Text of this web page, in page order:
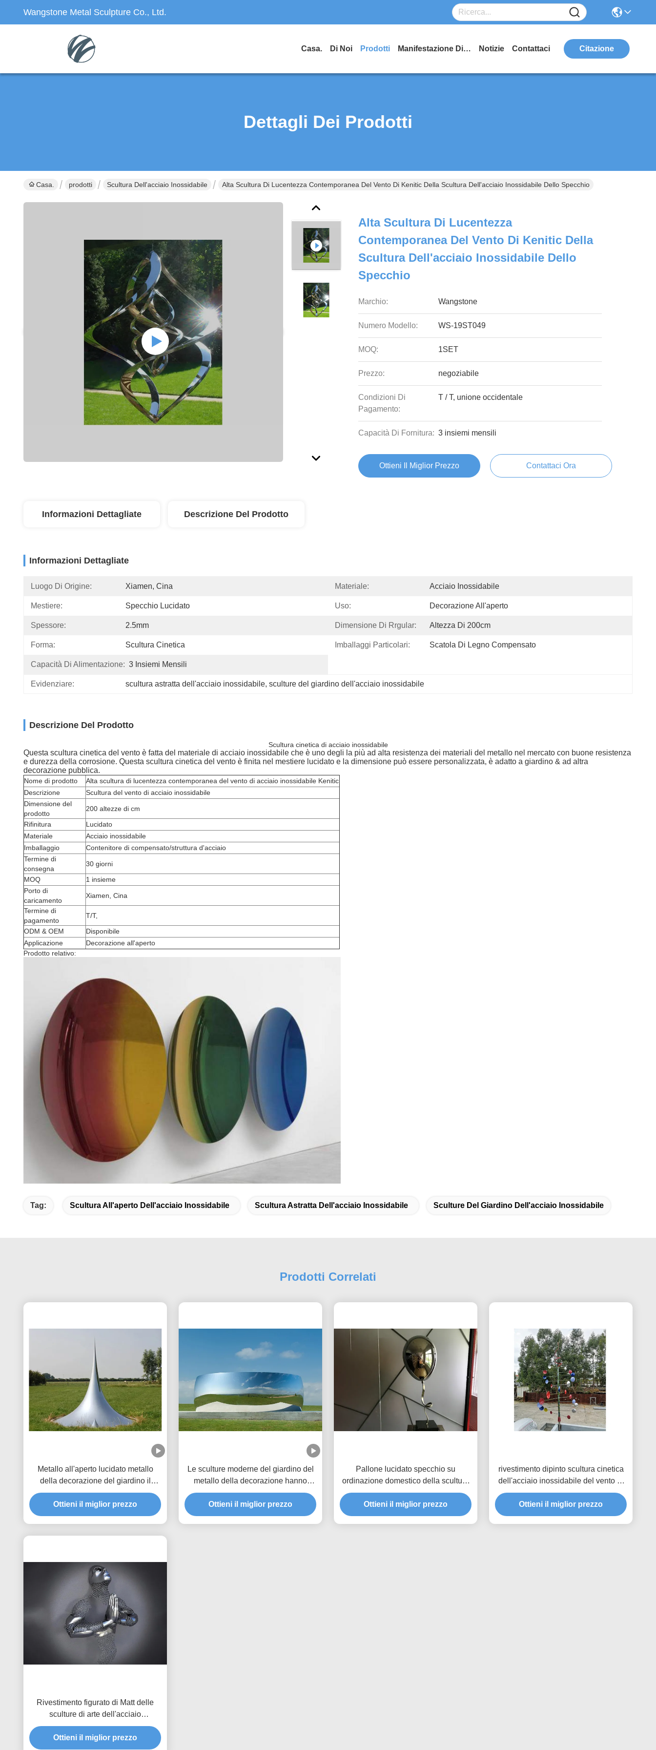
Wangstone Metal Sculpture Co., Ltd.
Casa. Di Noi Prodotti Manifestazione Di VR Notizie Contattaci Citazione
Dettagli Dei Prodotti
Casa. prodotti Scultura Dell'acciaio Inossidabile Alta Scultura Di Lucentezza Contemporanea Del Vento Di Kenitic Della Scultura Dell'acciaio Inossidabile Dello Specchio
Alta Scultura Di Lucentezza
Contemporanea Del Vento Di Kenitic Della
Scultura Dell'acciaio Inossidabile Dello
Specchio
Marchio: Wangstone
Numero Modello: WS-19ST049
MOQ: 1SET
Prezzo: negoziabile
Condizioni Di
Pagamento:
T / T, unione occidentale
Capacità Di Fornitura: 3 insiemi mensili
Ottieni Il Miglior Prezzo Contattaci Ora
Informazioni Dettagliate Descrizione Del Prodotto
Informazioni Dettagliate
Luogo Di Origine: Xiamen, Cina Materiale: Acciaio Inossidabile
Mestiere: Specchio Lucidato Uso: Decorazione All'aperto
Spessore: 2.5mm Dimensione Di Rrgular: Altezza Di 200cm
Forma: Scultura Cinetica Imballaggi Particolari: Scatola Di Legno Compensato
Capacità Di Alimentazione: 3 Insiemi Mensili
Evidenziare: scultura astratta dell'acciaio inossidabile, sculture del giardino dell'acciaio inossidabile
Descrizione Del Prodotto
Scultura cinetica di acciaio inossidabile
Questa scultura cinetica del vento è fatta del materiale di acciaio inossidabile che è uno degli la più ad alta resistenza dei materiali del metallo nel mercato con buone resistenza
e durezza della corrosione. Questa scultura cinetica del vento è finita nel mestiere lucidato e la dimensione può essere personalizzata, è adatto a giardino & ad altra
decorazione pubblica.
Nome di prodotto
Alta scultura di lucentezza contemporanea del vento di acciaio inossidabile Kenitic
Descrizione
Scultura del vento di acciaio inossidabile
Dimensione del
prodotto
200 altezze di cm
Rifinitura
Lucidato
Materiale
Acciaio inossidabile
Imballaggio
Contenitore di compensato/struttura d'acciaio
Termine di
consegna
30 giorni
MOQ
1 insieme
Porto di
caricamento
Xiamen, Cina
Termine di
pagamento
T/T,
ODM & OEM
Disponibile
Applicazione
Decorazione all'aperto
Prodotto relativo:
Tag: Scultura All'aperto Dell'acciaio Inossidabile Scultura Astratta Dell'acciaio Inossidabile Sculture Del Giardino Dell'acciaio Inossidabile
Prodotti Correlati
Metallo all'aperto lucidato metallo
della decorazione del giardino il
grande scolpisce la scultura di goccia
Ottieni il miglior prezzo
Le sculture moderne del giardino del
metallo della decorazione hanno
lucidato lo specchio dell'acciaio
inossidabile
Ottieni il miglior prezzo
Pallone lucidato specchio su
ordinazione domestico della scultura
dell'acciaio inossidabile della
decorazione
Ottieni il miglior prezzo
rivestimento dipinto scultura cinetica
dell'acciaio inossidabile del vento di
colore dell'arcobaleno di 100cm
Ottieni il miglior prezzo
Rivestimento figurato di Matt delle
sculture di arte dell'acciaio
inossidabile dell'uomo della parete 3d
della decorazione domestica
Ottieni il miglior prezzo